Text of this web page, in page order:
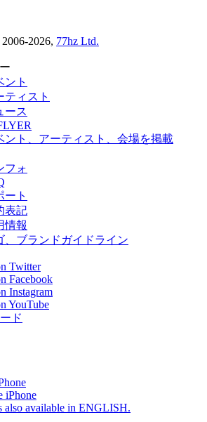
2026, 77hz Ltd.
ント
ティスト
ース
ント、アーティスト、会場を掲載
フォ
ート
表記
情報
、ブランドガイドライン
Twitter
Facebook
Instagram
YouTube
ド
iPhone
also available in ENGLISH.